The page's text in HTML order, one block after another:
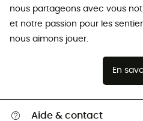
nous partageons avec vous
et notre passion pour les
nous aimons jouer.
En
Aide & contact